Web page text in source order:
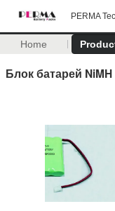
PERMA
Home
Блок батарей